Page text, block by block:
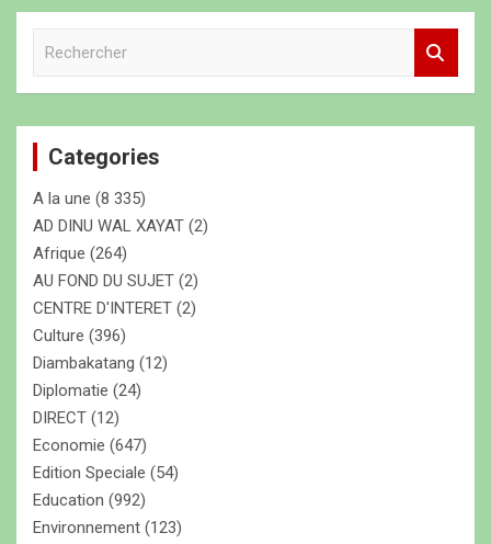
e
h
e
r
Categories
A la une (8 335)
AD DINU WAL XAYAT (2)
Afrique (264)
AU FOND DU SUJET (2)
CENTRE D'INTERET (2)
Culture (396)
Diambakatang (12)
Diplomatie (24)
DIRECT (12)
Economie (647)
Edition Speciale (54)
Education (992)
Environnement (123)